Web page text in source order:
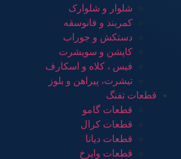
شلوار و شلوارک
کمربند و فانوسقه
دستکش و جوراب
کاپشن و سویشرت
فیس ، کلاه و اسکارف
تیشرت، پیراهن و بلوز
قطعات تفنگ
قطعات گامو
قطعات کرال
قطعات دیانا
قطعات وایرخ